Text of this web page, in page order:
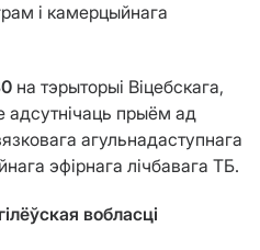
і камерцыйнага
на тэрыторыі Віцебскага,
адсутнічаць прыём ад
агульнадаступнага
эфірнага лічбавага ТБ.
вобласцi